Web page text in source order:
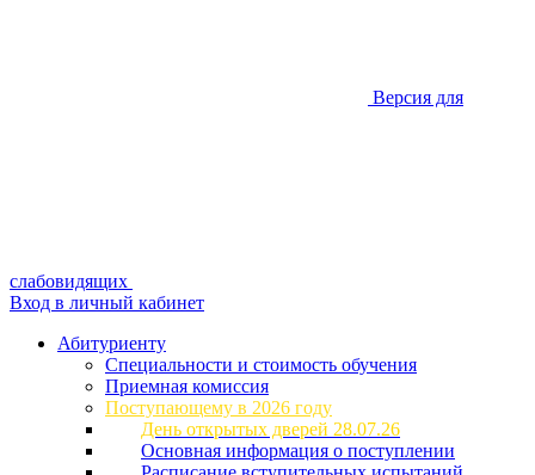
Версия для
слабовидящих
Вход в личный кабинет
Абитуриенту
Специальности и стоимость обучения
Приемная комиссия
Поступающему в 2026 году
День открытых дверей 28.07.26
Основная информация о поступлении